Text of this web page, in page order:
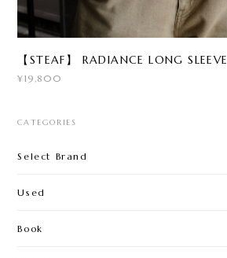
【STEAF】 RADIANCE LONG SLEEVE
¥19,800
CATEGORIES
Select Brand
Used
Book